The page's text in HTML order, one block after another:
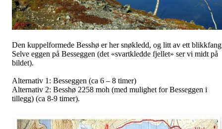
Den kuppelformede Besshø er her snøkledd, og litt av ett
Selve eggen på Besseggen (det «svartkledde fjellet» ser vi midt på
bildet).
Alternativ 1: Besseggen (ca 6 – 8 timer)
Alternativ 2: Besshø 2258 moh (med mulighet for Besseggen i
tillegg) (ca 8-9 timer).